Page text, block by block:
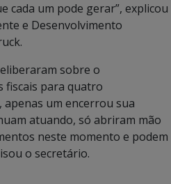
cada um pode gerar”, explicou
e Desenvolvimento
sobre o
fiscais para quatro
apenas um encerrou sua
atuando, só abriram mão
neste momento e podem
o secretário.